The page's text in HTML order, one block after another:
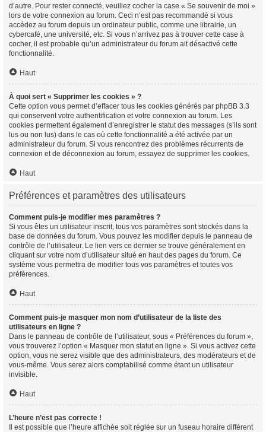
d’autre. Pour rester connecté, veuillez cocher la case « Se souvenir de moi »
lors de votre connexion au forum. Ceci n’est pas recommandé si vous
accédez au forum depuis un ordinateur public, comme une librairie, un
cybercafé, une université, etc. Si vous n’arrivez pas à trouver cette case à
cocher, il est probable qu’un administrateur du forum ait désactivé cette
fonctionnalité.
Haut
À quoi sert « Supprimer les cookies » ?
Cette option vous permet d’effacer tous les cookies générés par phpBB 3.3
qui conservent votre authentification et votre connexion au forum. Les
cookies permettent également d’enregistrer le statut des messages (s’ils sont
lus ou non lus) dans le cas où cette fonctionnalité a été activée par un
administrateur du forum. Si vous rencontrez des problèmes récurrents de
connexion et de déconnexion au forum, essayez de supprimer les cookies.
Haut
Préférences et paramètres des utilisateurs
Comment puis-je modifier mes paramètres ?
Si vous êtes un utilisateur inscrit, tous vos paramètres sont stockés dans la
base de données du forum. Vous pouvez les modifier depuis le panneau de
contrôle de l’utilisateur. Le lien vers ce dernier se trouve généralement en
cliquant sur votre nom d’utilisateur situé en haut des pages du forum. Ce
système vous permettra de modifier tous vos paramètres et toutes vos
préférences.
Haut
Comment puis-je masquer mon nom d’utilisateur de la liste des
utilisateurs en ligne ?
Dans le panneau de contrôle de l’utilisateur, sous « Préférences du forum »,
vous trouverez l’option « Masquer mon statut en ligne ». Si vous activez cette
option, vous ne serez visible que des administrateurs, des modérateurs et de
vous-même. Vous serez alors comptabilisé comme étant un utilisateur
invisible.
Haut
L’heure n’est pas correcte !
Il est possible que l’heure affichée soit réglée sur un fuseau horaire différent